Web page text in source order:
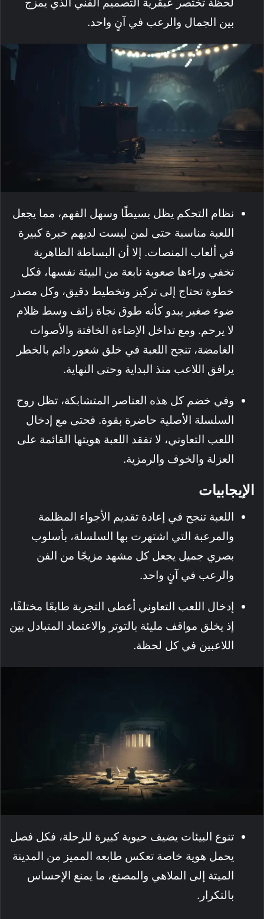
بين الجمال والرعب في آنٍ واحد.
نظام التحكم يظل بسيطًا وسهل الفهم، مما يجعل
اللعبة مناسبة حتى لمن ليست لديهم خبرة كبيرة
في ألعاب المنصات. إلا أن البساطة الظاهرية
تخفي وراءها صعوبة نابعة من البيئة نفسها، فكل
خطوة تحتاج إلى تركيز وتخطيط دقيق، وكل مصدر
ضوء صغير يبدو كأنه طوق نجاة زائف وسط ظلام
لا يرحم. ومع تداخل الإضاءة الخافتة والأصوات
الغامضة، تنجح اللعبة في خلق شعور دائم بالخطر
يرافق اللاعب منذ البداية وحتى النهاية.
وفي خضم كل هذه العناصر المتشابكة، تظل روح
السلسلة الأصلية حاضرة بقوة. فحتى مع إدخال
اللعب التعاوني، لا تفقد اللعبة هويتها القائمة على
العزلة والخوف والرمزية.
الإيجابيات
اللعبة تنجح في إعادة تقديم الأجواء المظلمة
والمرعبة التي اشتهرت بها السلسلة، بأسلوب
بصري جميل يجعل كل مشهد مزيجًا من الفن
والرعب في آنٍ واحد.
إدخال اللعب التعاوني أعطى التجربة طابعًا مختلفًا،
إذ يخلق مواقف مليئة بالتوتر والاعتماد المتبادل بين
اللاعبين في كل لحظة.
تنوع البيئات يضيف حيوية كبيرة للرحلة، فكل فصل
يحمل هوية خاصة تعكس طابعه المميز من المدينة
الميتة إلى الملاهي والمصنع، ما يمنع الإحساس
بالتكرار.